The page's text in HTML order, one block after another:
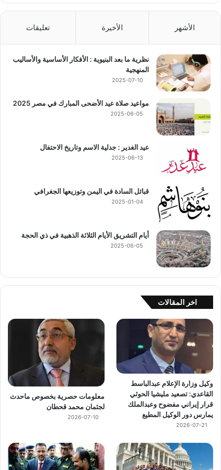
الأشهر الأخيرة تعليقات
نظرية ما بعد البنيوية : الأفكار الأساسية والأساليب
المنهجية
2025-07-10
مواعيد صلاة عيد الأضحى المبارك في مصر 2025
2025-06-05
عيد الغدير : جدلية الاسم وتاريخ الاحتفال
2025-06-13
قبائل السادة في اليمن وتوزيعها الجغرافي
2025-01-04
أيام التشريق الأيام الثلاثة الذهبية في ذي الحجة
2025-06-05
اخر المقالات
وكيل وزارة الإعلام عبدالباسط
القاعدي: تصعيد مليشيا الحوثي
قرار إيراني مفضوح وعبدالملك
يمارس دور الوكيل المطيع
2026-07-21
معلومات حصرية بخصوص ماحدث
لجثمان محمد قحطان
2026-07-10